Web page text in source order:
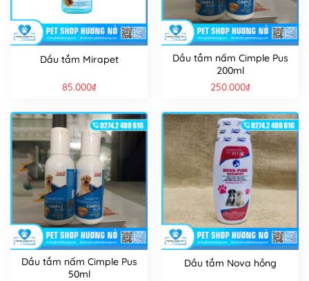
Dầu tắm Mirapet
85.000₫
Dầu tắm nấm Cimple Pus
200ml
250.000₫
Dầu tắm nấm Cimple Pus
50ml
Dầu tắm Nova hồng